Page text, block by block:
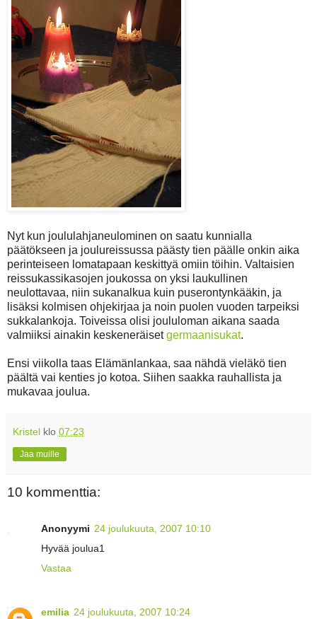
Nyt kun joululahjaneulominen on saatu kunnialla
päätökseen ja joulureissussa päästy tien päälle onkin aika
perinteiseen lomatapaan keskittyä omiin töihin. Valtaisien
reissukassikasojen joukossa on yksi laukullinen
neulottavaa, niin sukanalkua kuin puserontynkääkin, ja
lisäksi kolmisen ohjekirjaa ja noin puolen vuoden tarpeiksi
sukkalankoja. Toiveissa olisi joululoman aikana saada
valmiiksi ainakin keskeneräisetgermaanisukat.
Ensi viikolla taas Elämänlankaa, saa nähdä vieläkö tien
päältä vai kenties jo kotoa. Siihen saakka rauhallista ja
mukavaa joulua.
Kristel klo 07:23
Jaa muille
10 kommenttia:
Anonyymi 24 joulukuuta, 2007 10:10
Hyvää joulua1
Vastaa
emilia 24 joulukuuta, 2007 10:24